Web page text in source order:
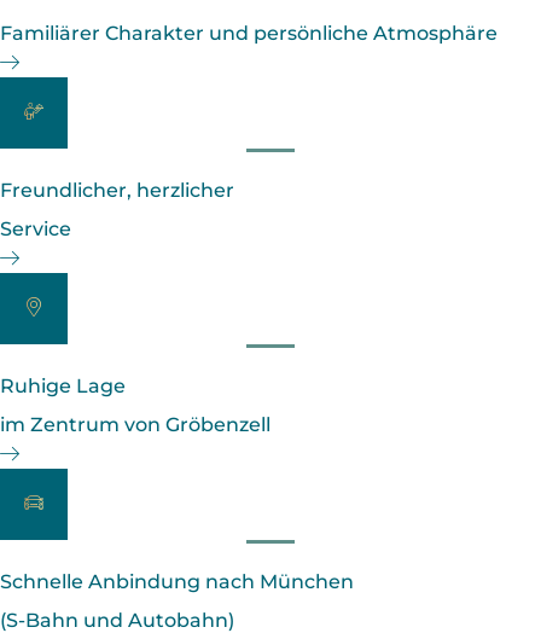
Familiärer Charakter und persönliche Atmosphäre
Freundlicher, herzlicher
Service
Ruhige Lage
im Zentrum von Gröbenzell
Schnelle Anbindung nach München
(S-Bahn und Autobahn)